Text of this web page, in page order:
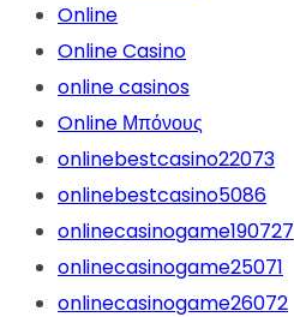
Online
Online Casino
online casinos
Online Μπόνους
onlinebestcasino22073
onlinebestcasino5086
onlinecasinogame190727
onlinecasinogame25071
onlinecasinogame26072